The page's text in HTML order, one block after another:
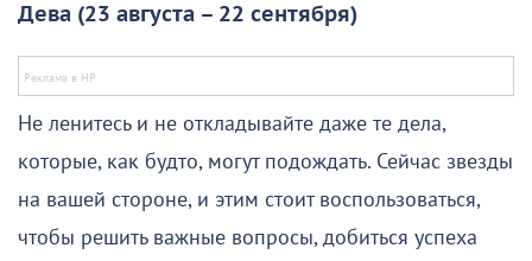
Дева (23 августа – 22 сентября)
Не ленитесь и не откладывайте даже те дела,
которые, как будто, могут подождать. Сейчас звезды
на вашей стороне, и этим стоит воспользоваться,
чтобы решить важные вопросы, добиться успеха